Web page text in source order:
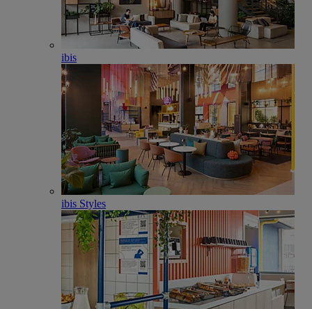
ibis
ibis Styles